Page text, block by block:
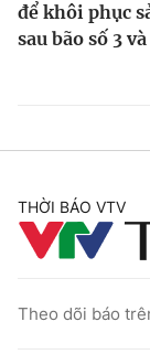
để khôi phục
sau bão số 3
THỜI BÁO VTV
Theo dõi báo